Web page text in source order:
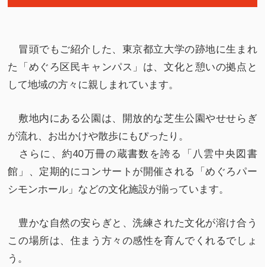
冒頭でもご紹介した、東京都立大学の跡地に生まれ
た「めぐろ区民キャンパス」は、文化と憩いの拠点と
して地域の方々に親しまれています。
敷地内にある公園は、開放的な芝生公園やせせらぎ
が流れ、お出かけや散歩にもぴったり。
さらに、約40万冊の蔵書数を誇る「八雲中央図書
館」、定期的にコンサートが開催される「めぐろパー
シモンホール」などの文化施設が揃っています。
豊かな自然の安らぎと、洗練された文化が溶け合う
この場所は、住まう方々の感性を育んでくれるでしょ
う。